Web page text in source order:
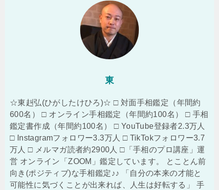
東
☆東赳弘(ひがしたけひろ)☆ □ 対面手相鑑定（年間約
600名） □ オンライン手相鑑定（年間約100名） □ 手相
鑑定書作成（年間約100名） □ YouTube登録者2.3万人
□ Instagramフォロワー3.3万人 □ TikTokフォロワー3.7
万人 □ メルマガ読者約2900人 □「手相のプロ講座」運
営 オンライン「ZOOM」鑑定しています。 とことん前
向き(ポジティブ)な手相鑑定♪♪ 「自分の本来の才能と
可能性に気づくことが出来れば、人生は好転する」 手